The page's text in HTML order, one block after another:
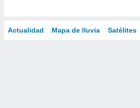
Actualidad Mapa de lluvia Satélites